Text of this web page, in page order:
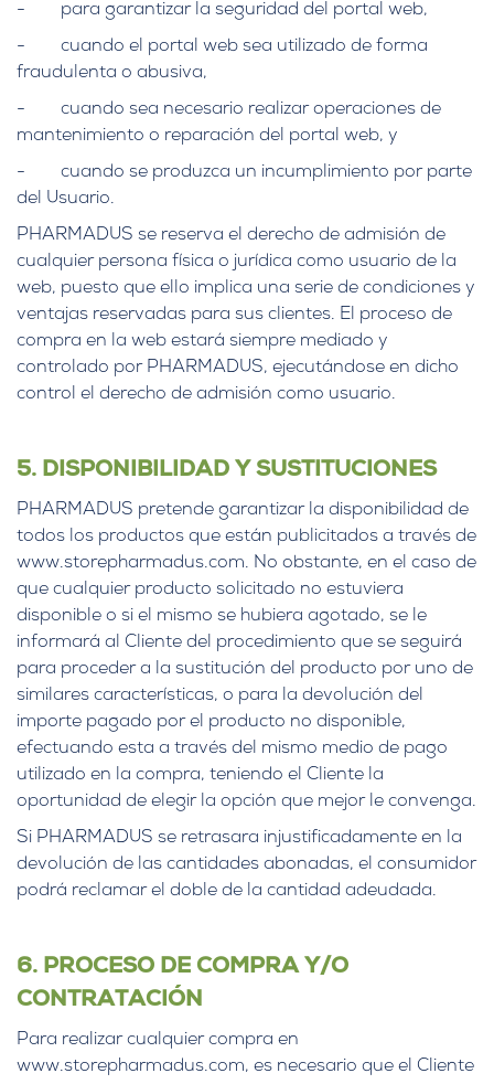
- para garantizar la seguridad del portal web,
- cuando el portal web sea utilizado de forma
fraudulenta o abusiva,
- cuando sea necesario realizar operaciones de
mantenimiento o reparación del portal web, y
- cuando se produzca un incumplimiento por parte
del Usuario.
PHARMADUS se reserva el derecho de admisión de
cualquier persona física o jurídica como usuario de la
web, puesto que ello implica una serie de condiciones y
ventajas reservadas para sus clientes. El proceso de
compra en la web estará siempre mediado y
controlado por PHARMADUS, ejecutándose en dicho
control el derecho de admisión como usuario.
5. DISPONIBILIDAD Y SUSTITUCIONES
PHARMADUS pretende garantizar la disponibilidad de
todos los productos que están publicitados a través de
www.storepharmadus.com. No obstante, en el caso de
que cualquier producto solicitado no estuviera
disponible o si el mismo se hubiera agotado, se le
informará al Cliente del procedimiento que se seguirá
para proceder a la sustitución del producto por uno de
similares características, o para la devolución del
importe pagado por el producto no disponible,
efectuando esta a través del mismo medio de pago
utilizado en la compra, teniendo el Cliente la
oportunidad de elegir la opción que mejor le convenga.
Si PHARMADUS se retrasara injustificadamente en la
devolución de las cantidades abonadas, el consumidor
podrá reclamar el doble de la cantidad adeudada.
6. PROCESO DE COMPRA Y/O
CONTRATACIÓN
Para realizar cualquier compra en
www.storepharmadus.com, es necesario que el Cliente